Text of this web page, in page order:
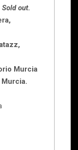
Sold out.
Murcia